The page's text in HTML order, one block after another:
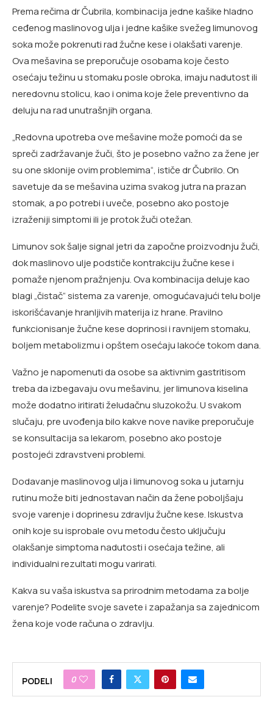
Prema rečima dr Čubrila, kombinacija jedne kašike hladno
ceđenog maslinovog ulja i jedne kašike svežeg limunovog
soka može pokrenuti rad žučne kese i olakšati varenje.
Ova mešavina se preporučuje osobama koje često
osećaju težinu u stomaku posle obroka, imaju nadutost ili
neredovnu stolicu, kao i onima koje žele preventivno da
deluju na rad unutrašnjih organa.
„Redovna upotreba ove mešavine može pomoći da se
spreči zadržavanje žuči, što je posebno važno za žene jer
su one sklonije ovim problemima“, ističe dr Čubrilo. On
savetuje da se mešavina uzima svakog jutra na prazan
stomak, a po potrebi i uveče, posebno ako postoje
izraženiji simptomi ili je protok žuči otežan.
Limunov sok šalje signal jetri da započne proizvodnju žuči,
dok maslinovo ulje podstiče kontrakciju žučne kese i
pomaže njenom pražnjenju. Ova kombinacija deluje kao
blagi „čistač“ sistema za varenje, omogućavajući telu bolje
iskorišćavanje hranljivih materija iz hrane. Pravilno
funkcionisanje žučne kese doprinosi i ravnijem stomaku,
boljem metabolizmu i opštem osećaju lakoće tokom dana.
Važno je napomenuti da osobe sa aktivnim gastritisom
treba da izbegavaju ovu mešavinu, jer limunova kiselina
može dodatno iritirati želudačnu sluzokožu. U svakom
slučaju, pre uvođenja bilo kakve nove navike preporučuje
se konsultacija sa lekarom, posebno ako postoje
postojeći zdravstveni problemi.
Dodavanje maslinovog ulja i limunovog soka u jutarnju
rutinu može biti jednostavan način da žene poboljšaju
svoje varenje i doprinesu zdravlju žučne kese. Iskustva
onih koje su isprobale ovu metodu često uključuju
olakšanje simptoma nadutosti i osećaja težine, ali
individualni rezultati mogu varirati.
Kakva su vaša iskustva sa prirodnim metodama za bolje
varenje? Podelite svoje savete i zapažanja sa zajednicom
žena koje vode računa o zdravlju.
PODELI 0